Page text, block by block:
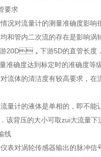
要求
况对流量计的测量准确度影响
管内二次流的存在是影响涡轮
游20D，下游5D的直管长度．
准确度达到标定时的准确度等
体的清洁度有较高要求，
计的液体是单相的，即不能
该背压的大小可取zui大流量
线
表对涡轮传感器输出的脉冲信号有